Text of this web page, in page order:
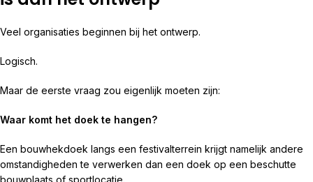
Veel organisaties beginnen bij het ontwerp.
Logisch.
Maar de eerste vraag zou eigenlijk moeten zijn:
Waar komt het doek te hangen?
Een bouwhekdoek langs een festivalterrein krijgt namelijk andere
omstandigheden te verwerken dan een doek op een beschutte
bouwplaats of sportlocatie.